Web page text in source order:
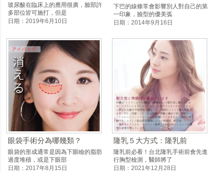
玻尿酸在臨床上的應用很廣，臉部許
多部位皆可施打，但是
日期：2019年6月10日
下巴的線條常會影響別人對自己的第
一印象，臉型的優美弧
日期：2014年9月16日
眼袋手術分為哪幾類？
眼袋的形成通常是因為下眼瞼的脂肪
過度堆積，或是下眼部
日期：2017年8月15日
隆乳５大方式：隆乳前
隆乳前必看！台北隆乳手術前會先進
行胸型檢測，醫師將了
日期：2021年12月28日